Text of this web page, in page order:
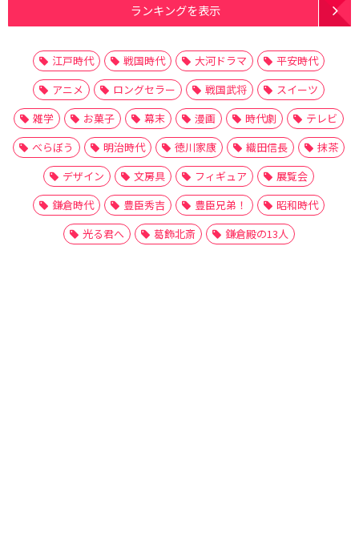
ランキングを表示
江戸時代 戦国時代 大河ドラマ
平安時代
アニメ
ロングセラー 戦国武将
スイーツ
雑学
お菓子 幕末 漫画 時代劇
テレビ
べらぼう
明治時代 徳川家康 織田信長
抹茶
デザイン
文房具 フィギュア
展覧会
鎌倉時代
豊臣秀吉 豊臣兄弟！
昭和時代
光る君へ
葛飾北斎 鎌倉殿の13人